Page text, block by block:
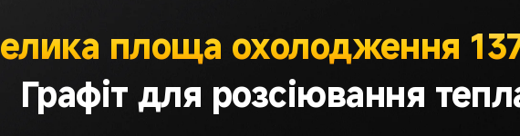
площа охолодження
Графіт для розсіювання